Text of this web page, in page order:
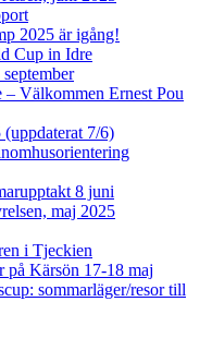
2025 är igång!
Cup in Idre
– Välkommen Ernest Pou
7/6)
8 juni
maj 2025
i Tjeckien
på Kärsön 17-18 maj
sommarläger/resor till